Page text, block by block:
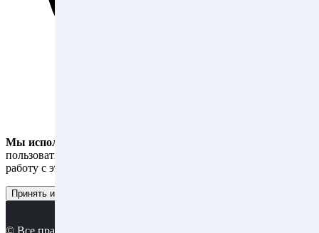
Мы используем файлы cookies
пользоваться сайтом. Оставаясь на сайте, вы даете согласие на
работу с этими файлами.
Принять и закрыть
© Все права защищены. Копирование материалов сайта